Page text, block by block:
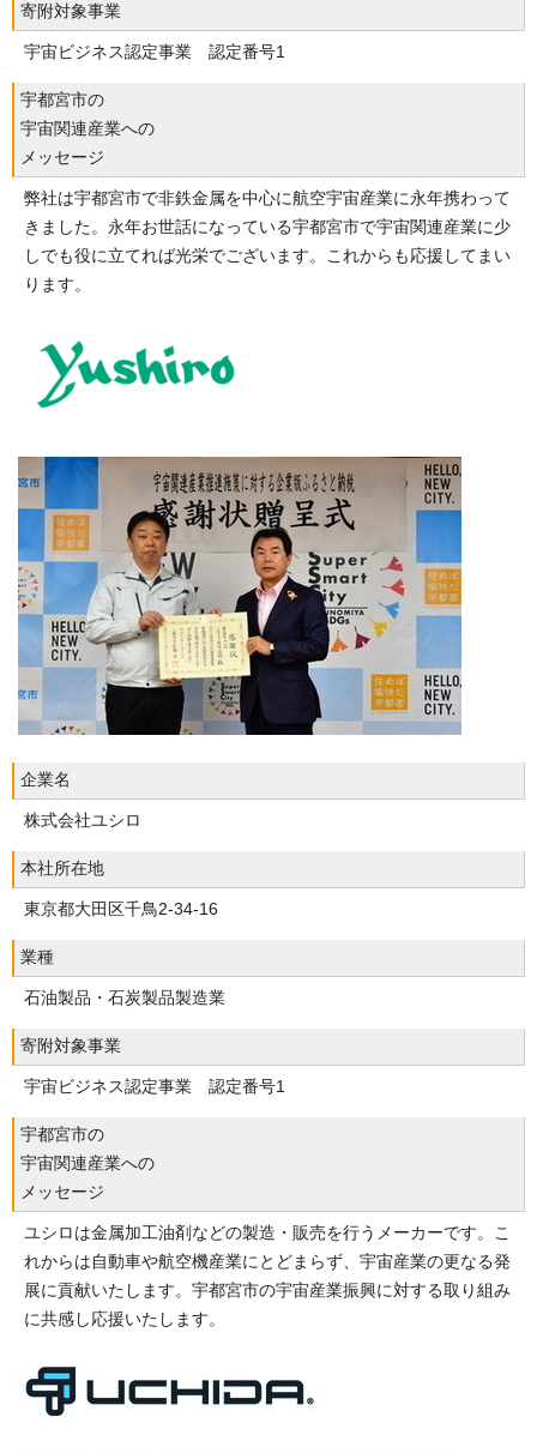
寄附対象事業
宇宙ビジネス認定事業 認定番号1
宇都宮市の
宇宙関連産業への
メッセージ
弊社は宇都宮市で非鉄金属を中心に航空宇宙産業に永年携わって
きました。永年お世話になっている宇都宮市で宇宙関連産業に少
しでも役に立てれば光栄でございます。これからも応援してまい
ります。
企業名
株式会社ユシロ
本社所在地
東京都大田区千鳥2-34-16
業種
石油製品・石炭製品製造業
寄附対象事業
宇宙ビジネス認定事業 認定番号1
宇都宮市の
宇宙関連産業への
メッセージ
ユシロは金属加工油剤などの製造・販売を行うメーカーです。こ
れからは自動車や航空機産業にとどまらず、宇宙産業の更なる発
展に貢献いたします。宇都宮市の宇宙産業振興に対する取り組み
に共感し応援いたします。